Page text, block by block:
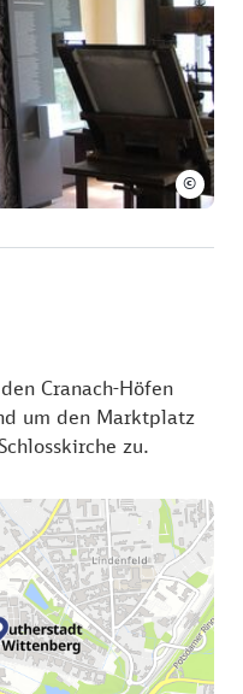
in die
laden Café und
ein.
©
Cranach-Höfen
um den Marktplatz
zu.